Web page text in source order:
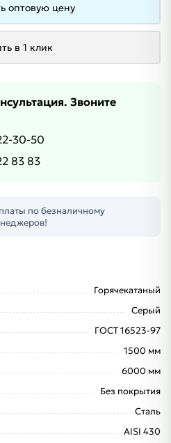
оптовую цену
в 1 клик
Звоните
30-50
83 83
по безналичному
Горячекатаный
Серый
ГОСТ 16523-97
1500 мм
6000 мм
Без покрытия
Сталь
AISI 430